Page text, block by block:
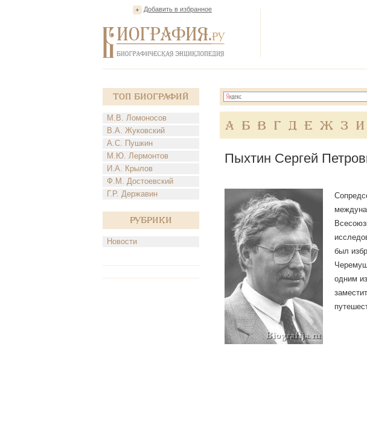
Добавить в избранное
Топ Биографий
М.В. Ломоносов
В.А. Жуковский
А.С. Пушкин
М.Ю. Лермонтов
И.А. Крылов
Ф.М. Достоевский
Г.Р. Державин
Рубрики
Новости
А Б В Г Д Е Ж З И
Пыхтин Сергей
был
одним